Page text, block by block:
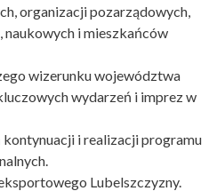
organizacji pozarządowych,
i mieszkańców
wizerunku województwa
wydarzeń i imprez w
kontynuacji i realizacji programu
Lubelszczyzny.